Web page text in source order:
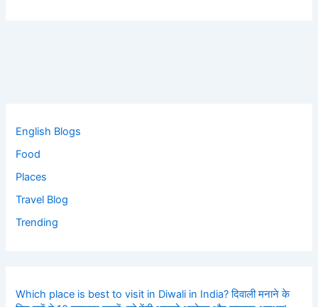
English Blogs
Food
Places
Travel Blog
Trending
Which place is best to visit in Diwali in India? दिवाली मनाने के